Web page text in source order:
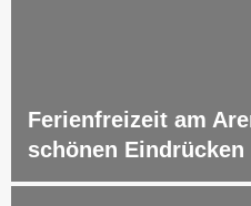
Ferienfreizeit am
schönen Eindrücken